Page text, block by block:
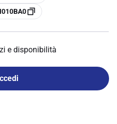
e disponibilità